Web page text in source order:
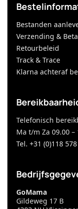
Bestanden
Verzending &
Retourbeleid
Track & Trace
Klarna achteraf
Telefonisch
Ma t/m Za 09.00
Tel. +31 (0)118
GoMama
Gildeweg 17 B